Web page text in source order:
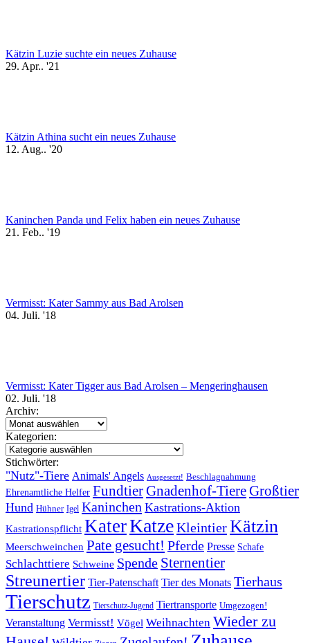
Kätzin Luzie suchte ein neues Zuhause
29. Apr.. '21
Kätzin Athina sucht ein neues Zuhause
12. Aug.. '20
Kaninchen Panda und Felix haben ein neues Zuhause
21. Feb.. '19
Vermisst: Kater Sammy aus Bad Arolsen
04. Juli. '18
Vermisst: Kater Tigger aus Bad Arolsen – Mengeringhausen
02. Juli. '18
Archiv:
Archiv:
Kategorien:
Kategorien:
Stichwörter:
"Nutz"-Tiere Animals' Angels Ausgesetzt! Beschlagnahmung
Ehrenamtliche Helfer FundtierGnadenhof-TiereGroßtier
Hund Hühner Igel Kaninchen Kastrations-Aktion
Kastrationspflicht KaterKatzeKleintierKätzin
Meerschweinchen Pate gesucht! Pferde Presse Schafe
Schlachttiere Schweine Spende Sternentier
Streunertier Tier-Patenschaft Tier des Monats Tierhaus
Tierschutz Tierschutz-Jugend Tiertransporte Umgezogen!
Veranstaltung Vermisst! Vögel Weihnachten Wieder zu